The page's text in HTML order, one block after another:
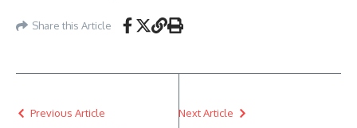
Share this Article
Previous Article Next Article